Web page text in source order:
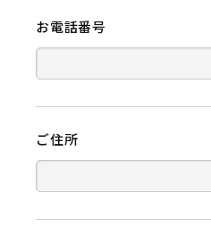
お電話番号
ご住所